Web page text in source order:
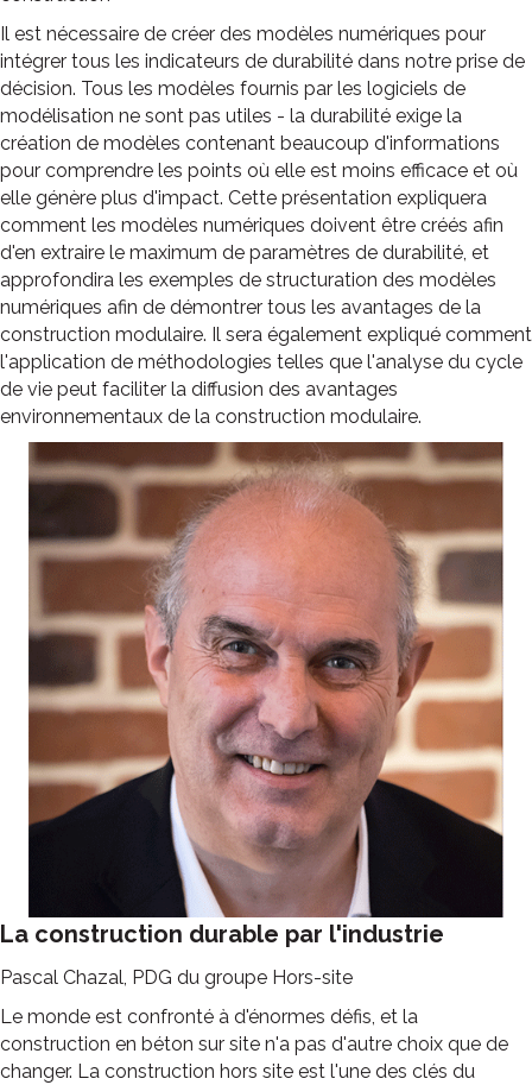
Il est nécessaire de créer des modèles numériques pour
intégrer tous les indicateurs de durabilité dans notre prise de
décision. Tous les modèles fournis par les logiciels de
modélisation ne sont pas utiles - la durabilité exige la
création de modèles contenant beaucoup d'informations
pour comprendre les points où elle est moins efficace et où
elle génère plus d'impact. Cette présentation expliquera
comment les modèles numériques doivent être créés afin
d'en extraire le maximum de paramètres de durabilité, et
approfondira les exemples de structuration des modèles
numériques afin de démontrer tous les avantages de la
construction modulaire. Il sera également expliqué comment
l'application de méthodologies telles que l'analyse du cycle
de vie peut faciliter la diffusion des avantages
environnementaux de la construction modulaire.
La construction durable par l'industrie
Pascal Chazal, PDG du groupe Hors-site
Le monde est confronté à d'énormes défis, et la
construction en béton sur site n'a pas d'autre choix que de
changer. La construction hors site est l'une des clés du